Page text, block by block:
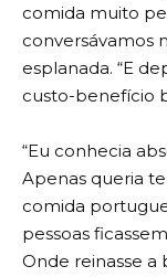
comida muito
conversávamos
esplanada. “E
custo-benefício
“Eu conhecia
Apenas queria
comida
pessoas
Onde reinasse a